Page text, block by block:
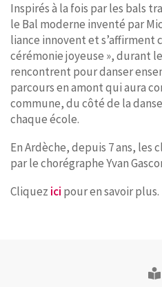
Inspirés à la fois par les bals
le Bal moderne inventé par
liance innovent et s’affirment
cérémonie joyeuse », durant
rencontrent pour danser
parcours en amont qui aura
commune, du côté de la
chaque école.
En Ardèche, depuis 7 ans, les
par le chorégraphe Yvan
Cliquez ici pour en savoir plus.